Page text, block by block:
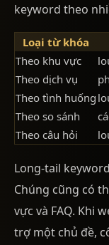
keyword theo
Loại từ khóa
Theo khu vực
Theo dịch vụ
Theo tình huống
Theo so sánh
Theo câu hỏi
Long-tail
Chúng cũng có
vực và FAQ. Khi
trợ một chủ đề,